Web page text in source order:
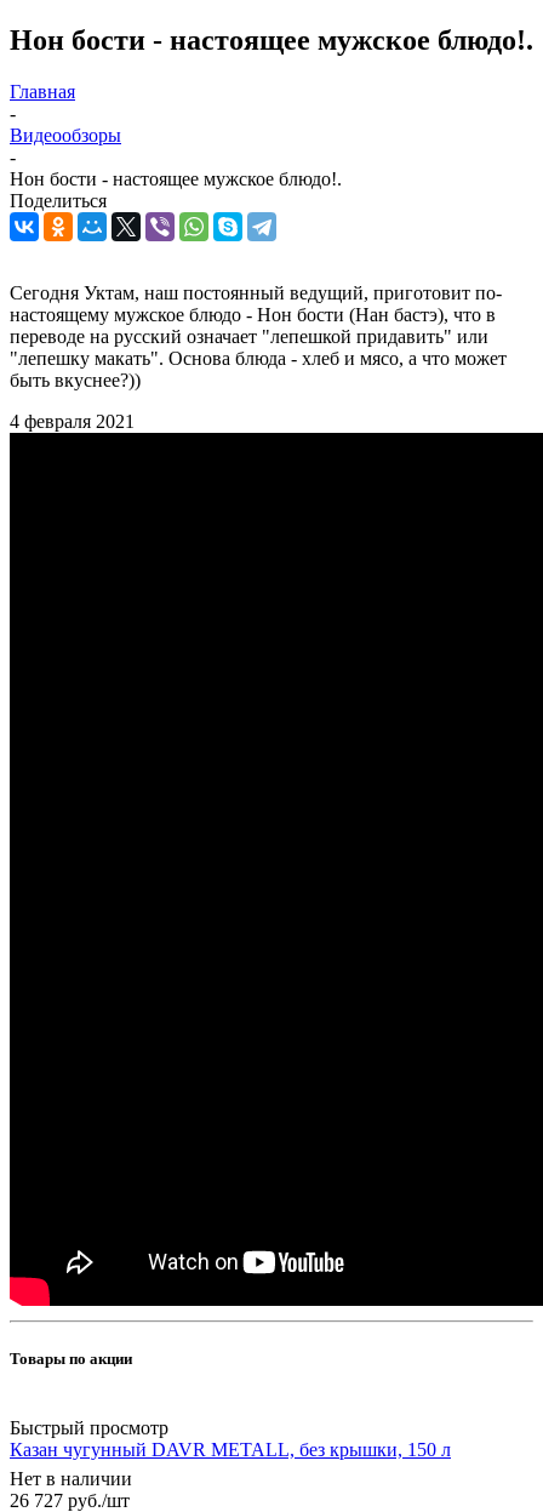
Нон бости - настоящее мужское блюдо!.
Главная
-
Видеообзоры
-
Нон бости - настоящее мужское блюдо!.
Поделиться
Сегодня Уктам, наш постоянный ведущий, приготовит по-
настоящему мужское блюдо - Нон бости (Нан бастэ), что в
переводе на русский означает "лепешкой придавить" или
"лепешку макать". Основа блюда - хлеб и мясо, а что может
быть вкуснее?))
4 февраля 2021
Товары по акции
Быстрый просмотр
Казан чугунный DAVR METALL, без крышки, 150 л
Нет в наличии
26 727 руб./шт